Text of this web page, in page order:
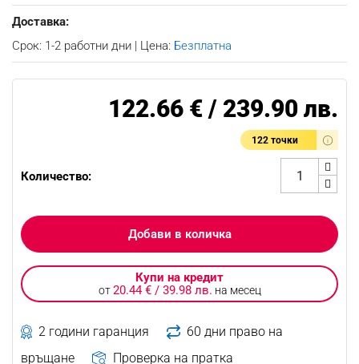
Доставка:
Срок: 1-2 работни дни | Цена: Безплатна
122.66 € / 239.90 лв.
122 точки
Количество:
Добави в количка
Купи на кредит
от20.44 € / 39.98 лв. на месец
2 години гаранция
60 дни право на
връщане
Проверка на пратка